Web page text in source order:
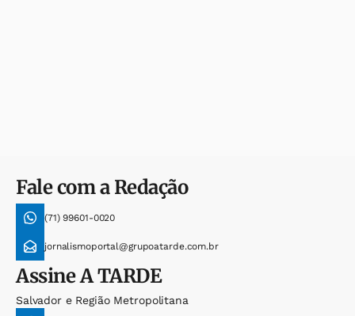
Fale com a Redação
(71) 99601-0020
jornalismoportal@grupoatarde.com.br
AssineA TARDE
Salvador e Região Metropolitana